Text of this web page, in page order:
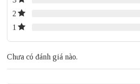
2
1
Chưa có đánh giá nào.